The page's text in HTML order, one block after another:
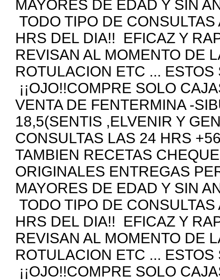
MAYORES DE EDAD Y SIN
TODO TIPO DE
HRS DEL DIA!! EFICAZ Y
REVISAN AL MOMENTO DE
ROTULACION ETC ...
¡¡OJO!!COMPRE SOLO
VENTA DE FENTERMINA -
18,5(SENTIS ,ELVENIR Y
CONSULTAS LAS 24 HRS
TAMBIEN RECETAS
ORIGINALES ENTREGAS
MAYORES DE EDAD Y SIN
TODO TIPO DE
HRS DEL DIA!! EFICAZ Y
REVISAN AL MOMENTO DE
ROTULACION ETC ...
¡¡OJO!!COMPRE SOLO